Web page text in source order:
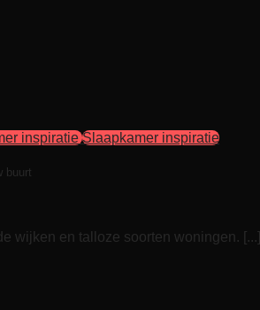
inspiratie Slaapkamer inspiratie
buurt
wijken en talloze soorten woningen. [...]